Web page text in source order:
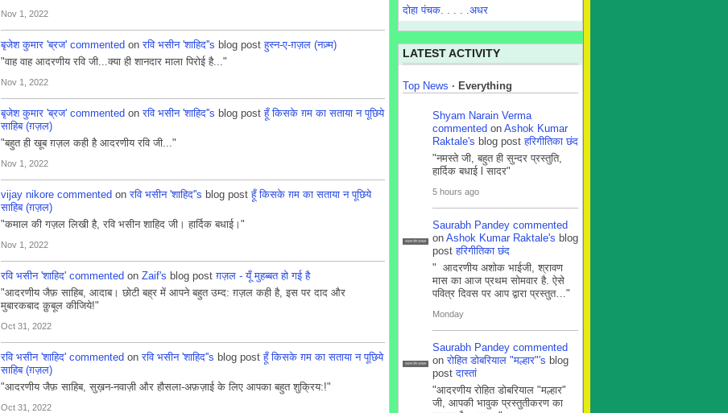
Nov 1, 2022
बृजेश कुमार 'ब्रज' commented onरवि भसीन 'शाहिद''s blog postहुस्न-ए-ग़ज़ल (नज़्म)
"वाह वाह आदरणीय रवि जी...क्या ही शानदार माला पिरोई है..."
Nov 1, 2022
बृजेश कुमार 'ब्रज' commented onरवि भसीन 'शाहिद''s blog postहूँ किसके ग़म का सताया न पूछिये
साहिब (ग़ज़ल)
"बहुत ही खूब ग़ज़ल कही है आदरणीय रवि जी..."
Nov 1, 2022
vijay nikore commented onरवि भसीन 'शाहिद''s blog postहूँ किसके ग़म का सताया न पूछिये
साहिब (ग़ज़ल)
"कमाल की गज़ल लिखी है, रवि भसीन शाहिद जी। हार्दिक बधाई।"
Nov 1, 2022
रवि भसीन 'शाहिद' commented on Zaif's blog postग़ज़ल - यूँ मुहब्बत हो गई है
"आदरणीय जैफ़ साहिब, आदाब। छोटी बह्र में आपने बहुत उम्द: ग़ज़ल कही है, इस पर दाद और
मुबारकबाद क़ुबूल कीजिये!"
Oct 31, 2022
रवि भसीन 'शाहिद' commented onरवि भसीन 'शाहिद''s blog postहूँ किसके ग़म का सताया न पूछिये
साहिब (ग़ज़ल)
"आदरणीय जैफ़ साहिब, सुख़न-नवाज़ी और हौसला-अफ़ज़ाई के लिए आपका बहुत शुक्रिय:!"
Oct 31, 2022
दोहा पंचक. . . . .अधर
LATEST ACTIVITY
Top News · Everything
Shyam Narain Verma
commented on Ashok Kumar
Raktale's blog postहरिगीतिका छंद
"नमस्ते जी, बहुत ही सुन्दर प्रस्तुति,
हार्दिक बधाई l सादर"
5 hours ago
सदस्य टीम प्रबंधन
Saurabh Pandey commented
on Ashok Kumar Raktale's blog
postहरिगीतिका छंद
" आदरणीय अशोक भाईजी, श्रावण
मास का आज प्रथम सोमवार है. ऐसे
पवित्र दिवस पर आप द्वारा प्रस्तुत…"
Monday
सदस्य टीम प्रबंधन
Saurabh Pandey commented
onरोहित डोबरियाल "मल्हार"'s blog
postदास्तां
"आदरणीय रोहित डोबरियाल "मल्हार"
जी, आपकी भावुक प्रस्तुतीकरण का